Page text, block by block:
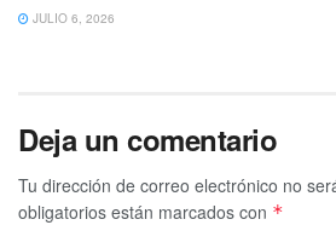
JULIO 6, 2026
Deja un comentario
Tu dirección de correo electrónico no
obligatorios están marcados con *